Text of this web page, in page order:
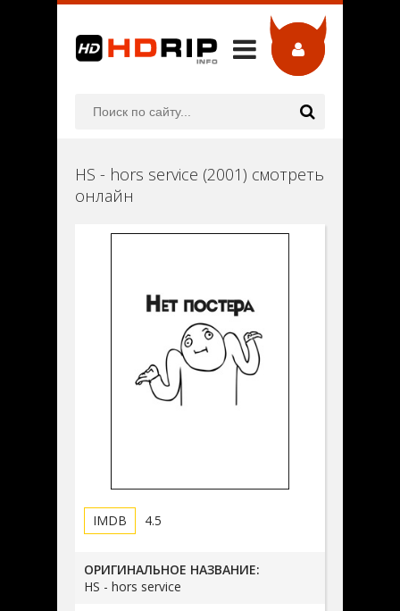
HS - hors service (2001) смотреть
онлайн
4.5
ОРИГИНАЛЬНОЕ НАЗВАНИЕ:
HS - hors service